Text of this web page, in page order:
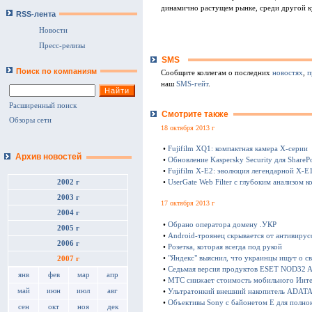
RSS-лента
Новости
Пресс-релизы
Поиск по компаниям
Расширенный поиск
Обзоры сети
Архив новостей
2002 г
2003 г
2004 г
2005 г
2006 г
2007 г
янв фев мар апр
май июн июл авг
сен окт ноя дек
динамично растущем рынке, среди другой
SMS
Сообщите коллегам о последних новостях,
нашSMS-гейт.
Смотрите также
18 октября 2013 г
• Fujifilm XQ1: компактная камера Х-серии
• Обновление Kaspersky Security для
• Fujifilm X-E2: эволюция легендарной X-
• UserGate Web Filter с глубоким анализом
17 октября 2013 г
• Обрано оператора домену .УКР
• Android-троянец скрывается от
• Розетка, которая всегда под рукой
• "Яндекс" выяснил, что украинцы ищут о
• Седьмая версия продуктов ESET NOD32
• МТС снижает стоимость мобильного
• Ультратонкий внешний накопитель
• Объективы Sony с байонетом E для